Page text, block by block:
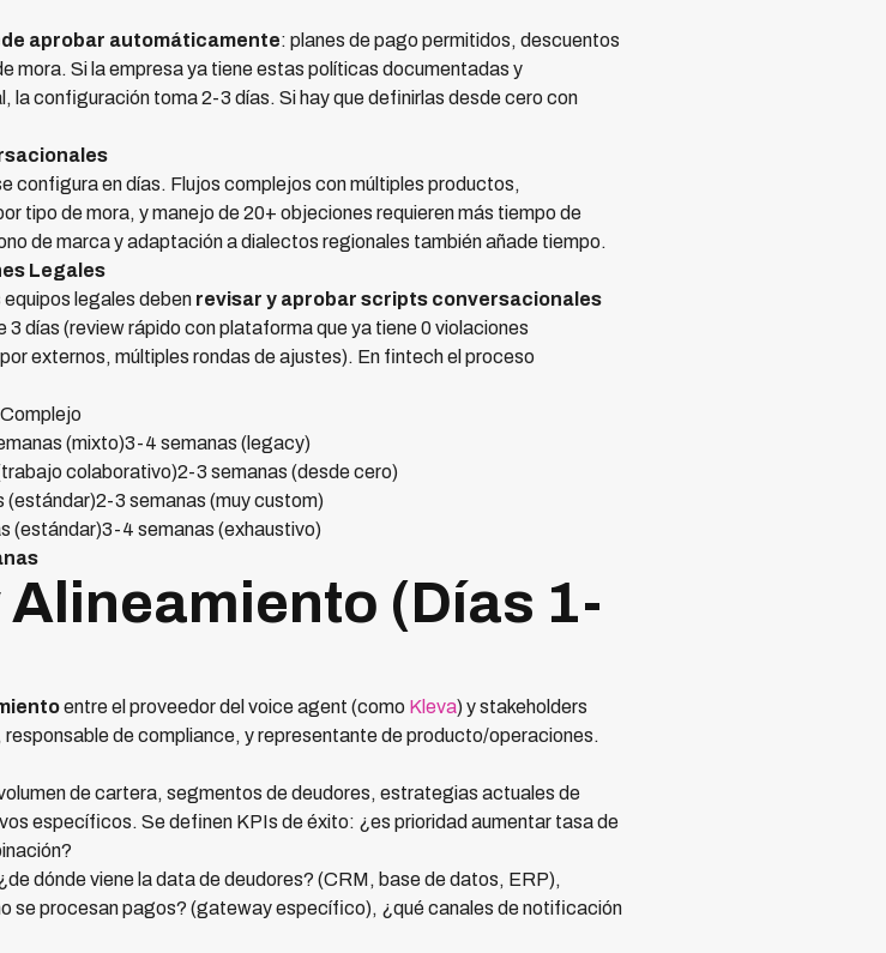
aprobar automáticamente: planes de pago permitidos, descuentos
mora. Si la empresa ya tiene estas políticas documentadas y
la configuración toma 2-3 días. Si hay que definirlas desde cero con
en días. Flujos complejos con múltiples productos,
tipo de mora, y manejo de 20+ objeciones requieren más tiempo de
de marca y adaptación a dialectos regionales también añade tiempo.
Legales
legales deben revisar y aprobar scripts conversacionales
días (review rápido con plataforma que ya tiene 0 violaciones
externos, múltiples rondas de ajustes). En fintech el proceso
(mixto)3-4 semanas (legacy)
colaborativo)2-3 semanas (desde cero)
3 semanas (muy custom)
(estándar)3-4 semanas (exhaustivo)
Alineamiento (Días 1-
entre el proveedor del voice agent (como Kleva) y stakeholders
de compliance, y representante de producto/operaciones.
de cartera, segmentos de deudores, estrategias actuales de
específicos. Se definen KPIs de éxito: ¿es prioridad aumentar tasa de
dónde viene la data de deudores? (CRM, base de datos, ERP),
se procesan pagos? (gateway específico), ¿qué canales de notificación